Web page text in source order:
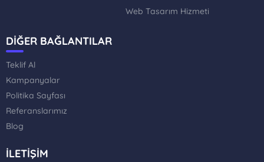
Web Tasarım Hizmeti
DİĞER BAĞLANTILAR
Teklif Al
Kampanyalar
Politika Sayfası
Referanslarımız
Blog
İLETİŞİM